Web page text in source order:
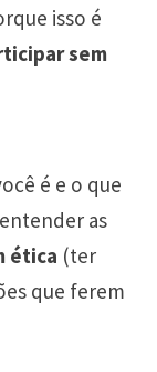
isso é
sem
é e o que
as
ética (ter
que ferem